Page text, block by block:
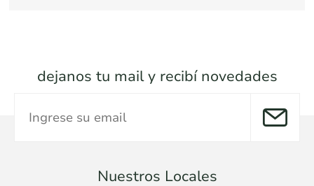
dejanos tu mail y recibí novedades
Nuestros Locales